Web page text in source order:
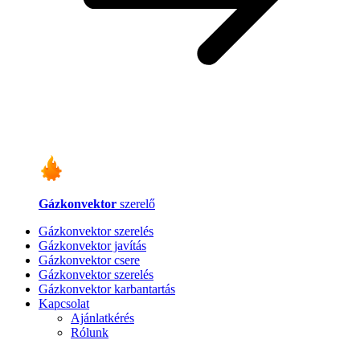
Gázkonvektor szerelő
Gázkonvektor szerelés
Gázkonvektor javítás
Gázkonvektor csere
Gázkonvektor szerelés
Gázkonvektor karbantartás
Kapcsolat
Ajánlatkérés
Rólunk